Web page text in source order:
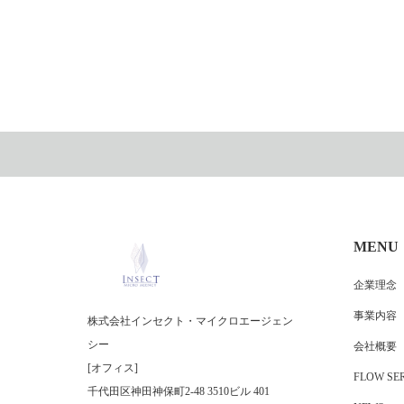
MENU
企業理念
事業内容
会社概要
FLOW
株式会社インセクト・マイクロエージェン
シー
[オフィス]
千代田区神田神保町2-48 3510ビル 401